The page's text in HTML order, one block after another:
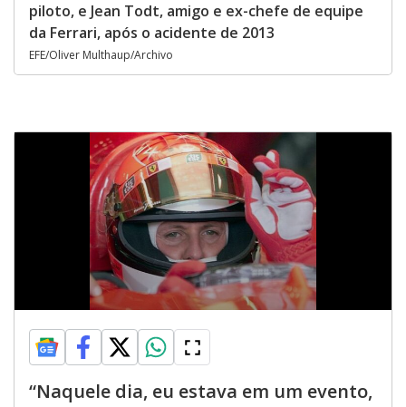
piloto, e Jean Todt, amigo e ex-chefe de equipe
da Ferrari, após o acidente de 2013
EFE/Oliver Multhaup/Archivo
“Naquele dia, eu estava em um evento,